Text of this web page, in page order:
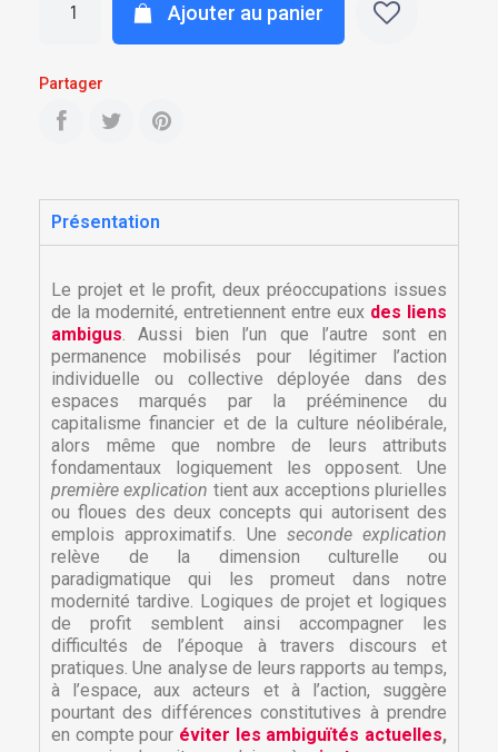
Ajouter au panier
Partager
Présentation
Le projet et le profit, deux préoccupations issues
de la modernité, entretiennent entre eux des liens
ambigus. Aussi bien l’un que l’autre sont en
permanence mobilisés pour légitimer l’action
individuelle ou collective déployée dans des
espaces marqués par la prééminence du
capitalisme financier et de la culture néolibérale,
alors même que nombre de leurs attributs
fondamentaux logiquement les opposent. Une
première explication tient aux acceptions plurielles
ou floues des deux concepts qui autorisent des
emplois approximatifs. Une seconde explication
relève de la dimension culturelle ou
paradigmatique qui les promeut dans notre
modernité tardive. Logiques de projet et logiques
de profit semblent ainsi accompagner les
difficultés de l’époque à travers discours et
pratiques. Une analyse de leurs rapports au temps,
à l’espace, aux acteurs et à l’action, suggère
pourtant des différences constitutives à prendre
en compte pour éviter les ambiguïtés actuelles,